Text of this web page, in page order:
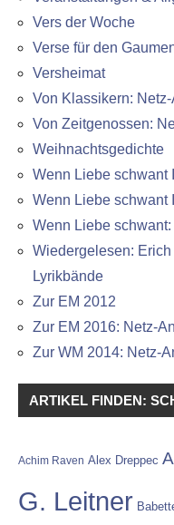
Vers der Woche
Verse für den
Versheimat
Von Klassikern:
Von Zeitgenossen:
Weihnachtsgedichte
Wenn Liebe schwant
Wenn Liebe schwant
Wenn Liebe
Wiedergelesen:
Lyrikbände
Zur EM 2012
Zur EM 2016: Netz-
Zur WM 2014: Netz-
ARTIKEL FINDEN:
Achim Raven Alex Dreppec
G. Leitner